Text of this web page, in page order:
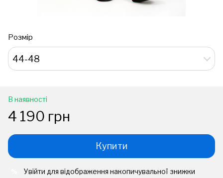
Розмір
44-48
В наявності
4 190 грн
Купити
Увійти для відображення накопичувальної знижки